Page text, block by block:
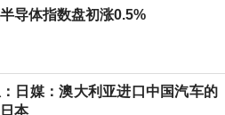
导体指数盘初涨0.5%
日媒：澳大利亚进口中国汽车的
本